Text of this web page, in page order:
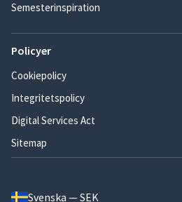
Semesterinspiration
Policyer
Cookiepolicy
Integritetspolicy
Digital Services Act
Sitemap
Svenska — SEK